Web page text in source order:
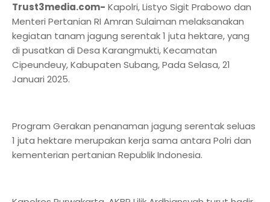
Trust3media.com- Kapolri, Listyo Sigit Prabowo dan
Menteri Pertanian RI Amran Sulaiman melaksanakan
kegiatan tanam jagung serentak 1 juta hektare, yang
di pusatkan di Desa Karangmukti, Kecamatan
Cipeundeuy, Kabupaten Subang, Pada Selasa, 21
Januari 2025.
Program Gerakan penanaman jagung serentak seluas
1 juta hektare merupakan kerja sama antara Polri dan
kementerian pertanian Republik Indonesia.